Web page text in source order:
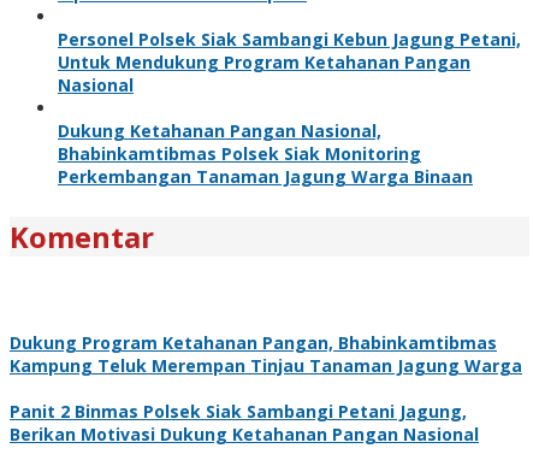
Personel Polsek Siak Sambangi Kebun Jagung Petani,
Untuk Mendukung Program Ketahanan Pangan
Nasional
Dukung Ketahanan Pangan Nasional,
Bhabinkamtibmas Polsek Siak Monitoring
Perkembangan Tanaman Jagung Warga Binaan
Komentar
Dukung Program Ketahanan Pangan, Bhabinkamtibmas
Kampung Teluk Merempan Tinjau Tanaman Jagung Warga
Panit 2 Binmas Polsek Siak Sambangi Petani Jagung,
Berikan Motivasi Dukung Ketahanan Pangan Nasional